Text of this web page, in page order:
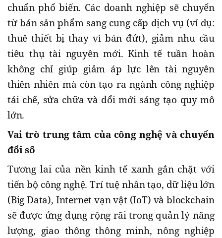
chuẩn phổ biến. Các doanh nghiệp sẽ chuyển
từ bán sản phẩm sang cung cấp dịch vụ (ví dụ:
thuê thiết bị thay vì bán đứt), giảm nhu cầu
tiêu thụ tài nguyên mới. Kinh tế tuần hoàn
không chỉ giúp giảm áp lực lên tài nguyên
thiên nhiên mà còn tạo ra ngành công nghiệp
tái chế, sửa chữa và đổi mới sáng tạo quy mô
lớn.
Vai trò trung tâm của công nghệ và chuyển
đổi số
Tương lai của nền kinh tế xanh gắn chặt với
tiến bộ công nghệ. Trí tuệ nhân tạo, dữ liệu lớn
(Big Data), Internet vạn vật (IoT) và blockchain
sẽ được ứng dụng rộng rãi trong quản lý năng
lượng, giao thông thông minh, nông nghiệp